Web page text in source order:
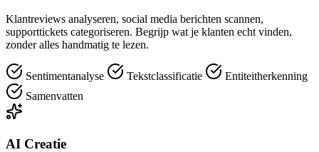
Klantreviews analyseren, social media berichten scannen,
supporttickets categoriseren. Begrijp wat je klanten echt vinden,
zonder alles handmatig te lezen.
Sentimentanalyse Tekstclassificatie
Entiteitherkenning
Samenvatten
AI Creatie